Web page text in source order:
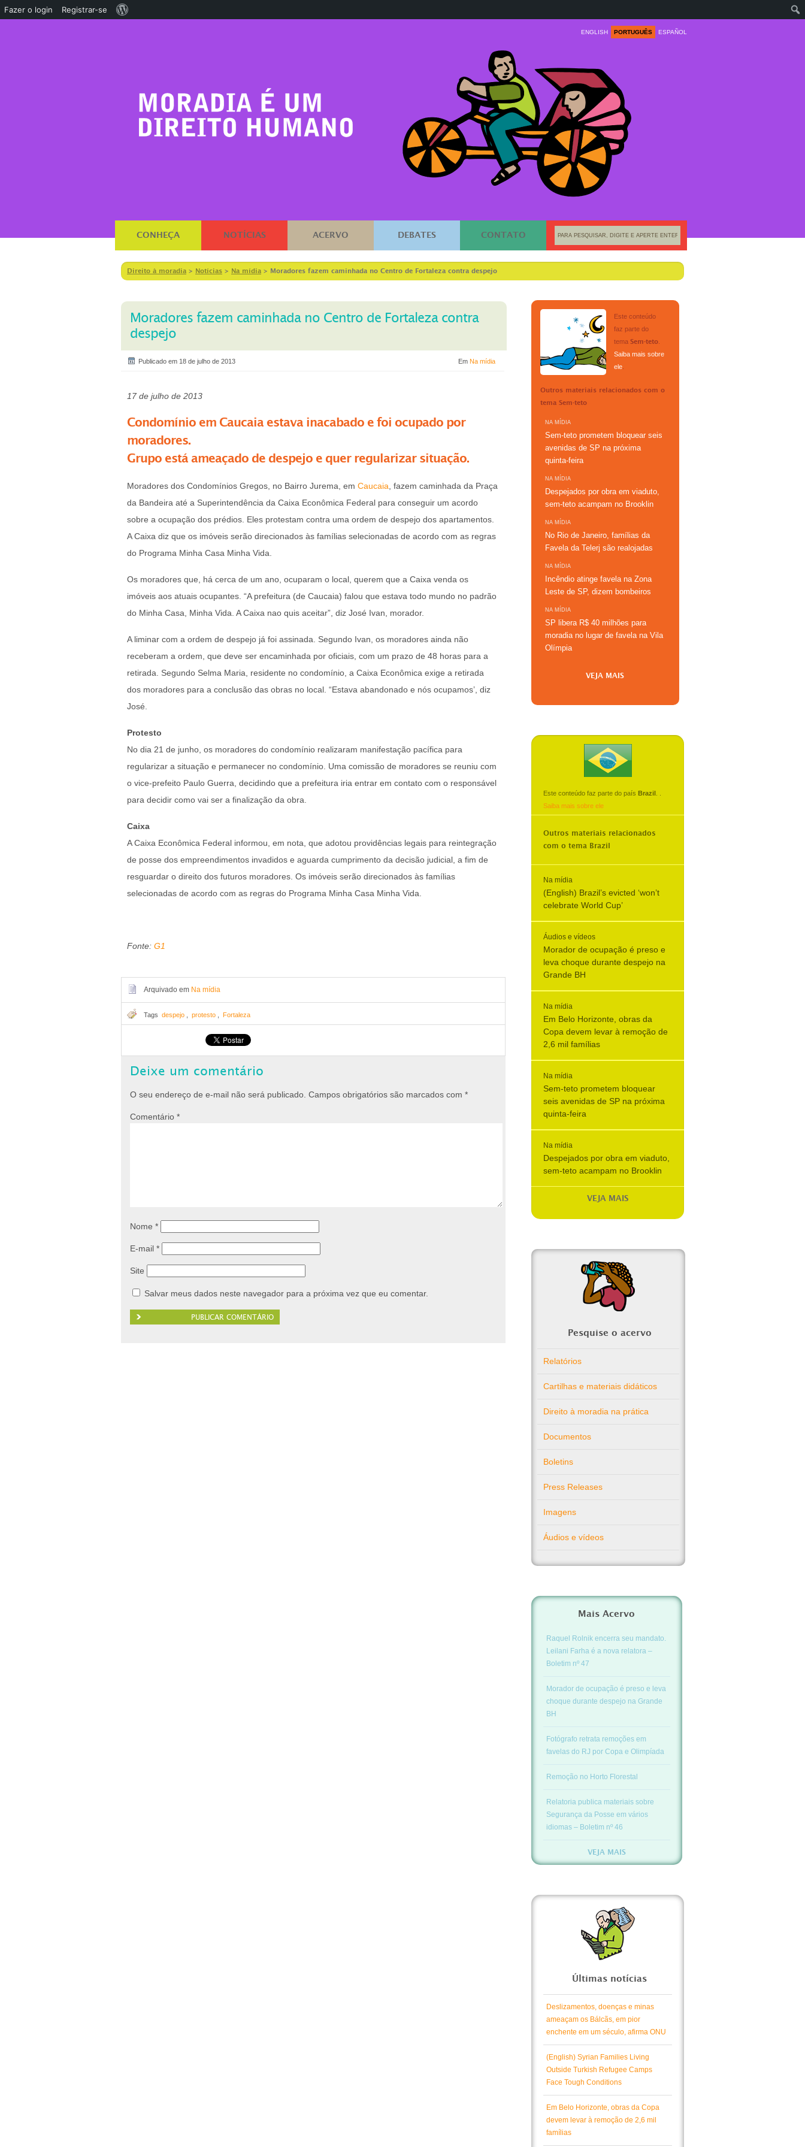
ENGLISH PORTUGUÊS ESPAÑOL
CONHEÇA NOTÍCIAS ACERVO DEBATES CONTATO
Direito à moradia > Notícias > Na mídia > Moradores fazem caminhada no Centro de Fortaleza contra despejo
Moradores fazem caminhada no Centro de Fortaleza contra
despejo
Publicado em 18 de julho de 2013 Em Na mídia
17 de julho de 2013
Condomínio em Caucaia estava inacabado e foi ocupado por
moradores.
Grupo está ameaçado de despejo e quer regularizar situação.
Moradores dos Condomínios Gregos, no Bairro Jurema, em Caucaia , fazem caminhada da Praça
da Bandeira até a Superintendência da Caixa Econômica Federal para conseguir um acordo
sobre a ocupação dos prédios. Eles protestam contra uma ordem de despejo dos apartamentos.
A Caixa diz que os imóveis serão direcionados às famílias selecionadas de acordo com as regras
do Programa Minha Casa Minha Vida.
Os moradores que, há cerca de um ano, ocuparam o local, querem que a Caixa venda os
imóveis aos atuais ocupantes. “A prefeitura (de Caucaia) falou que estava todo mundo no padrão
do Minha Casa, Minha Vida. A Caixa nao quis aceitar”, diz José Ivan, morador.
A liminar com a ordem de despejo já foi assinada. Segundo Ivan, os moradores ainda não
receberam a ordem, que deve ser encaminhada por oficiais, com um prazo de 48 horas para a
retirada. Segundo Selma Maria, residente no condomínio, a Caixa Econômica exige a retirada
dos moradores para a conclusão das obras no local. “Estava abandonado e nós ocupamos’, diz
José.
Protesto
No dia 21 de junho, os moradores do condomínio realizaram manifestação pacífica para
regularizar a situação e permanecer no condomínio. Uma comissão de moradores se reuniu com
o vice-prefeito Paulo Guerra, decidindo que a prefeitura iria entrar em contato com o responsável
para decidir como vai ser a finalização da obra.
Caixa
A Caixa Econômica Federal informou, em nota, que adotou providências legais para reintegração
de posse dos empreendimentos invadidos e aguarda cumprimento da decisão judicial, a fim de
resguardar o direito dos futuros moradores. Os imóveis serão direcionados às famílias
selecionadas de acordo com as regras do Programa Minha Casa Minha Vida.
Fonte: G1
Arquivado em Na mídia
Tags despejo protesto Fortaleza
Deixe um comentário
O seu endereço de e-mail não será publicado. Campos obrigatórios são marcados com *
Comentário *
Nome *
E-mail *
Site
Salvar meus dados neste navegador para a próxima vez que eu comentar.
Este conteúdo
faz parte do
tema Sem-teto
Saiba mais sobre
ele
Outros materiais relacionados com o
tema Sem-teto
NA MÍDIA
Sem-teto prometem bloquear seis
avenidas de SP na próxima
quinta-feira
NA MÍDIA
Despejados por obra em viaduto,
sem-teto acampam no Brooklin
NA MÍDIA
No Rio de Janeiro, famílias da
Favela da Telerj são realojadas
NA MÍDIA
Incêndio atinge favela na Zona
Leste de SP, dizem bombeiros
NA MÍDIA
SP libera R$ 40 milhões para
moradia no lugar de favela na Vila
Olímpia
VEJA MAIS
Este conteúdo faz parte do país Brazil
Saiba mais sobre ele
Outros materiais relacionados
com o tema
Brazil
Na mídia
(English) Brazil’s evicted ‘won’t
celebrate World Cup’
Áudios e vídeos
Morador de ocupação é preso e
leva choque durante despejo na
Grande BH
Na mídia
Em Belo Horizonte, obras da
Copa devem levar à remoção de
2,6 mil famílias
Na mídia
Sem-teto prometem bloquear
seis avenidas de SP na próxima
quinta-feira
Na mídia
Despejados por obra em viaduto,
sem-teto acampam no Brooklin
VEJA MAIS
Pesquise o acervo
Relatórios
Cartilhas e materiais didáticos
Direito à moradia na prática
Documentos
Boletins
Press Releases
Imagens
Áudios e vídeos
Mais Acervo
Raquel Rolnik encerra seu mandato.
Leilani Farha é a nova relatora –
Boletim nº 47
Morador de ocupação é preso e leva
choque durante despejo na Grande
BH
Fotógrafo retrata remoções em
favelas do RJ por Copa e Olimpíada
Remoção no Horto Florestal
Relatoria publica materiais sobre
Segurança da Posse em vários
idiomas – Boletim nº 46
VEJA MAIS
Últimas notícias
Deslizamentos, doenças e minas
ameaçam os Bálcãs, em pior
enchente em um século, afirma ONU
(English) Syrian Families Living
Outside Turkish Refugee Camps
Face Tough Conditions
Em Belo Horizonte, obras da Copa
devem levar à remoção de 2,6 mil
famílias
Fazer o login Registrar-se